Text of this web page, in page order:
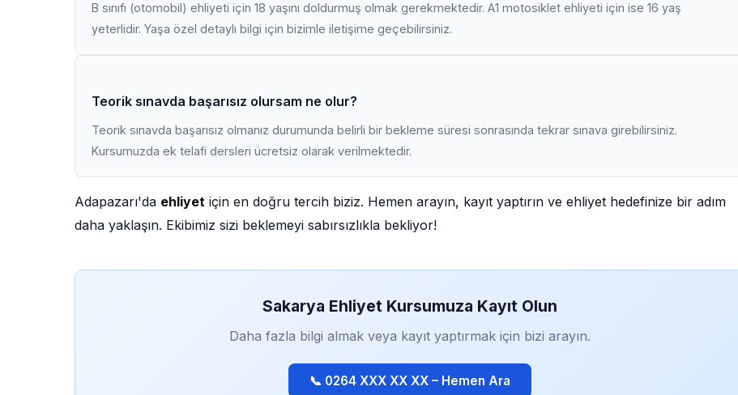
B sınıfı (otomobil) ehliyeti için 18 yaşını doldurmuş olmak gerekmektedir. A1 motosiklet ehliyeti için ise 16 yaş
yeterlidir. Yaşa özel detaylı bilgi için bizimle iletişime geçebilirsiniz.
Teorik sınavda başarısız olursam ne olur?
Teorik sınavda başarısız olmanız durumunda belirli bir bekleme süresi sonrasında tekrar sınava girebilirsiniz.
Kursumuzda ek telafi dersleri ücretsiz olarak verilmektedir.
Adapazarı'da ehliyet için en doğru tercih biziz. Hemen arayın, kayıt yaptırın ve ehliyet hedefinize bir adım
daha yaklaşın. Ekibimiz sizi beklemeyi sabırsızlıkla bekliyor!
Sakarya Ehliyet Kursumuza Kayıt Olun
Daha fazla bilgi almak veya kayıt yaptırmak için bizi arayın.
📞 0264 XXX XX XX – Hemen Ara